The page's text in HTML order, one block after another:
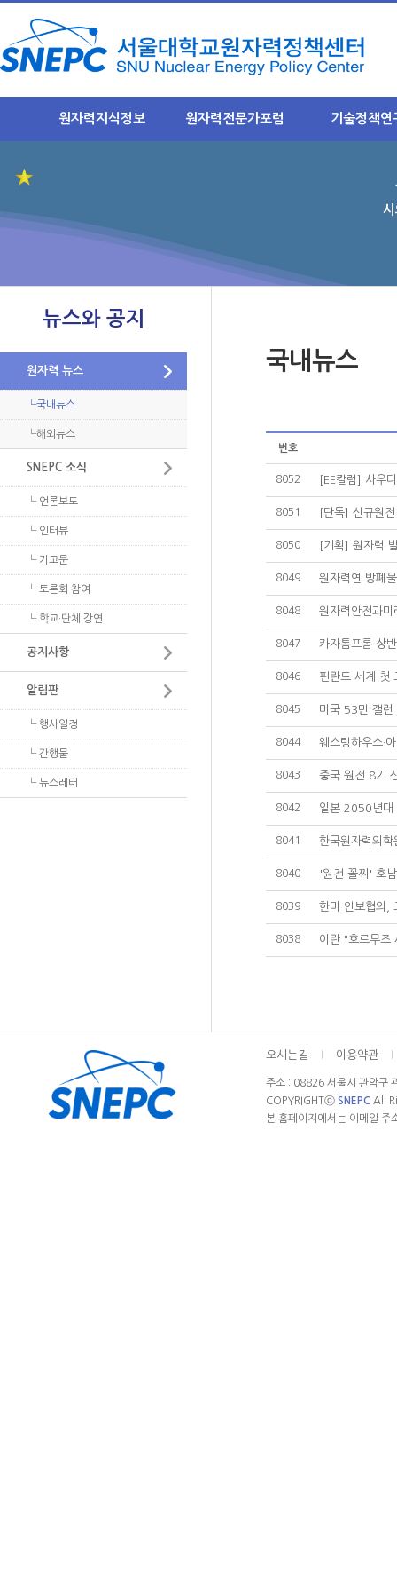
원자력지식정보
중저준위폐기물
원자력산업 및 수출
미래 원자력 기술
원자력 정보 및 자료
원자력전문가포럼
- 이슈 토론방
- 정기포럼 게시판
- 발표자료
기술정책연
연구과제별 주요
결과물 요약집
뉴스와 공지
원자력 뉴스
└국내뉴스
└해외뉴스
SNEPC 소식
└ 언론보도
└ 인터뷰
└ 기고문
└ 토론회 참여
└ 학교·단체 강연
공지사항
알림판
└ 행사일정
└ 간행물
└ 뉴스레터
국내뉴스
번호
8052 [EE칼럼] 사우
8051 [단독] 신규원
8050 [기획] 원자력
8049 원자력연 방폐
8048 원자력안전과
8047 카자톰프롬 상
8046 핀란드 세계 첫
8045 미국 53만 갤런
8044 웨스팅하우스·
8043 중국 원전 8기
8042 일본 2050년대
8041 한국원자력의
8040 '원전 꼴찌' 호
8039 한미 안보협의,
8038 이란 "호르무즈
오시는길 이용약관
주소 : 08826 서울시 관악구
COPYRIGHTⓒ SNEPC All
본 홈페이지에서는 이메일 주